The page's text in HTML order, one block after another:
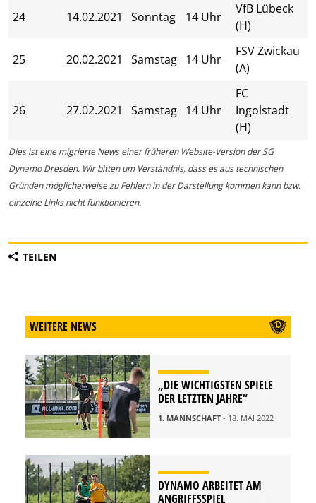
24 14.02.2021 Sonntag 14 Uhr
VfB Lübeck
(H)
25 20.02.2021 Samstag 14 Uhr
FSV Zwickau
(A)
26 27.02.2021 Samstag 14 Uhr
FC
Ingolstadt
(H)
Dies ist eine migrierte News einer früheren Website-Version der SG
Dynamo Dresden. Wir bitten um Verständnis, dass es aus technischen
Gründen möglicherweise zu Fehlern in der Darstellung kommen kann bzw.
einzelne Links nicht funktionieren.
TEILEN
WEITERE NEWS
„DIE WICHTIGSTEN SPIELE
DER LETZTEN JAHRE“
1. MANNSCHAFT- 18. MAI 2022
DYNAMO ARBEITET AM
ANGRIFFSSPIEL